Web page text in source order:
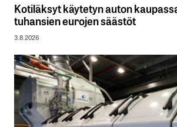
Kotiläksyt käytetyn auton
tuhansien eurojen säästöt
3.8.2026